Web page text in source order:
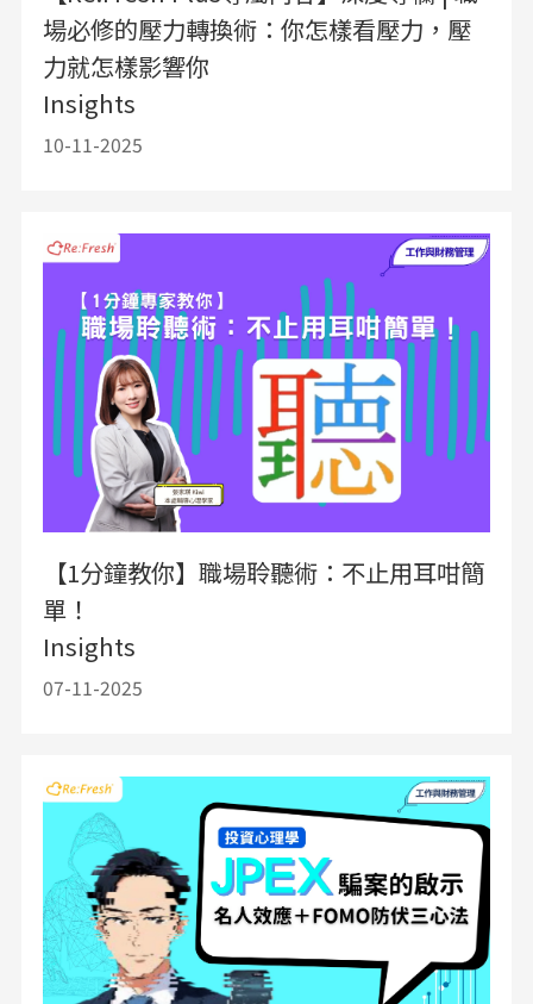
場必修的壓力轉換術：你怎樣看壓力，壓
力就怎樣影響你
Insights
10-11-2025
【1分鐘教你】職場聆聽術：不止用耳咁簡
單！
Insights
07-11-2025